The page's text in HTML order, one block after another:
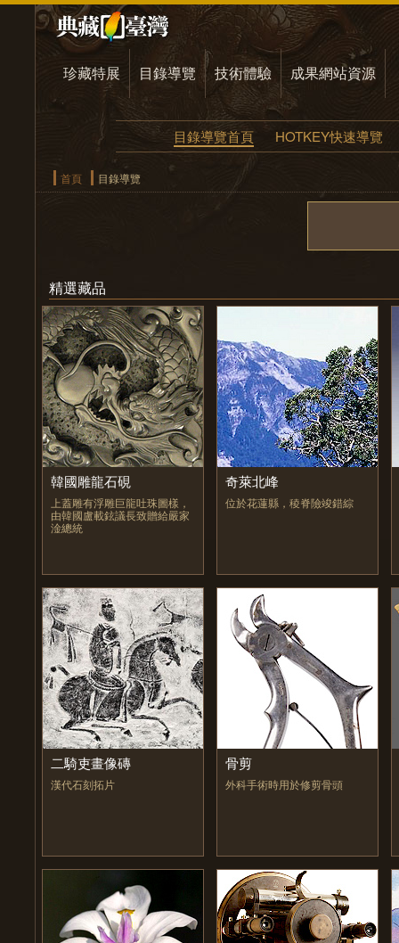
珍藏特展 目錄導覽 技術體驗 成果網站資源
目錄導覽首頁 HOTKEY快速導覽
首頁 目錄導覽
精選藏品
韓國雕龍石硯
上蓋雕有浮雕巨龍吐珠圖樣，
由韓國盧載鉉議長致贈給嚴家
淦總統
奇萊北峰
位於花蓮縣，稜脊險竣錯綜
二騎吏畫像磚
漢代石刻拓片
骨剪
外科手術時用於修剪骨頭